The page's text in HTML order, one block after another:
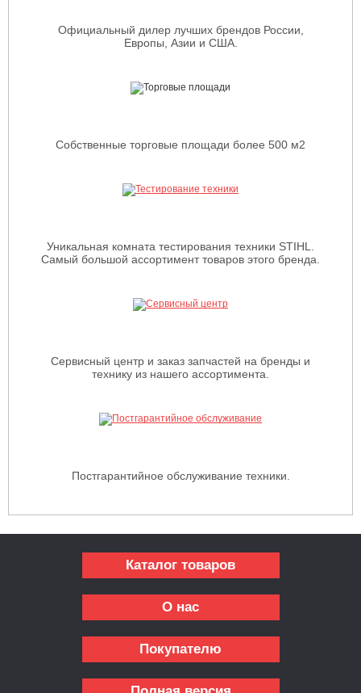
Официальный дилер лучших брендов России,
Европы, Азии и США.
Собственные торговые площади более 500 м2
Уникальная комната тестирования техники STIHL.
Самый большой ассортимент товаров этого бренда.
Сервисный центр и заказ запчастей на бренды и
технику из нашего ассортимента.
Постгарантийное обслуживание техники.
Каталог товаров
О нас
Покупателю